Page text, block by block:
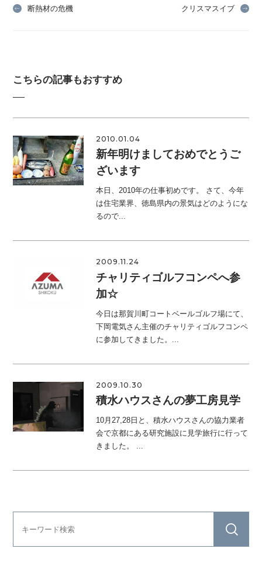
断熱材の危機 クリスマスイブ
こちらの記事もおすすめ
2010.01.04
新年明けましておめでとうご
ざいます
本日、2010年の仕事初めです。 さて、今年
は住宅業界、徳島県内の景気はどのようにな
るので...
2009.11.24
チャリティゴルフコンペへ参
加☆
今日は那賀川町コートベールゴルフ場にて、
下岡電気さん主催のチャリティゴルフコンペ
に参加してきました。...
2009.10.30
積水ハウスさんの夢工房見学
10月27,28日と、積水ハウスさんの協力業者
会で京都にある研究施設に見学旅行に行って
きました。 ...